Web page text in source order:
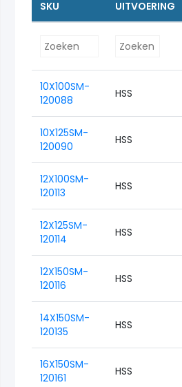
SKU UITVOERING
10X100SM-
120088
HSS
10X125SM-
120090
HSS
12X100SM-
120113
HSS
12X125SM-
120114
HSS
12X150SM-
120116
HSS
14X150SM-
120135
HSS
16X150SM-
120161
HSS